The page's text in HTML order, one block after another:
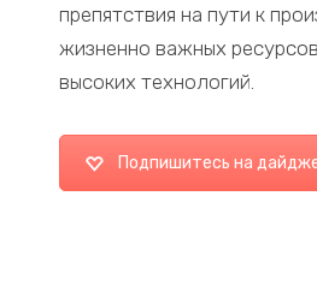
препятствия на пути к
жизненно важных
высоких технологий.
Подпишитесь на